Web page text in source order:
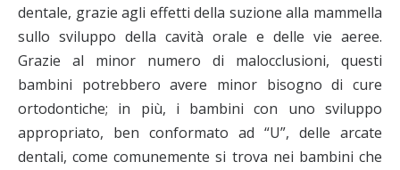
dentale, grazie agli effetti della suzione alla mammella
sullo sviluppo della cavità orale e delle vie aeree.
Grazie al minor numero di malocclusioni, questi
bambini potrebbero avere minor bisogno di cure
ortodontiche; in più, i bambini con uno sviluppo
appropriato, ben conformato ad “U”, delle arcate
dentali, come comunemente si trova nei bambini che